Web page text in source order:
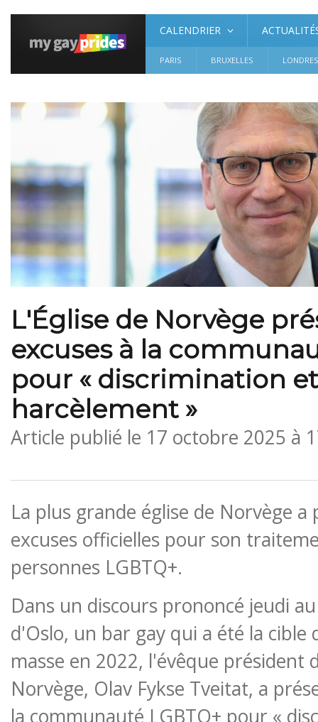
CALENDRIER
PARIS BRUXELLES LONDRES
L'Église de Norvège
excuses à la
pour « discrimination et
harcèlement »
Article publié le 17 octobre 2025 à
La plus grande église de Norvège a
excuses officielles pour son
personnes LGBTQ+.
Dans un discours prononcé jeudi
d'Oslo, un bar gay qui a été la cible
masse en 2022, l'évêque président
Norvège, Olav Fykse Tveitat, a
la communauté LGBTQ+ pour «